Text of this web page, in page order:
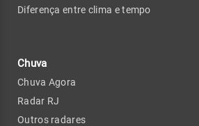
Diferença entre clima e tempo
Chuva
Chuva Agora
Radar RJ
Outros radares